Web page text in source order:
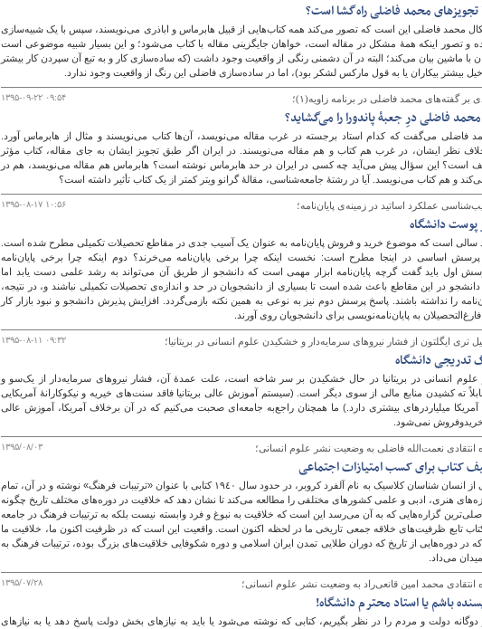
تجویزهای محمد فاضلی راه‌گشا است؟
محمد فاضلی این است که تصور می‌کند همه کتاب‌هایی از قبیل هابرماس و اباذری می‌نویسند، سپس با یک شبیه‌سازی
و تصور اینکه همۀ مشکل در مقاله است، خواهان جایگزینی مقاله‌ با کتاب می‌شود؛ و این بسیار شبیه موضوعی است
ماشین بیان می‌کند؛ البته در آن دشمنی رنگی از واقعیت وجود داشت (که ساده‌سازی کار و به تبع آن سپردن کار بیشتر
خیل بیشتر بیکاران یا به قول مارکس لشکر بود)، اما در ساده‌سازی فاضلی این رنگ از واقعیت وجود ندارد.
۱۳۹۵-۰۹-۲۲ ۰۹:۵۴ بر گفته‌های محمد فاضلی در برنامه زاویه(۱)؛
محمد فاضلی درِ جعبۀ پاندورا را می‌گشاید؟
فاضلی می‌گفت که کدام استاد برجسته در غرب مقاله می‌نویسد، آن‌ها کتاب می‌نویسند و مثال از هابرماس آورد.
نظر ایشان، در غرب هم کتاب و هم مقاله می‌نویسند. در ایران اگر طبق تجویز ایشان به جای مقاله، کتاب مؤثر
است؟ این سؤال پیش می‌آید چه کسی در ایران در حد هابرماس نوشته است؟ هابرماس هم مقاله‌ می‌نویسد، هم در
و هم کتاب می‌نویسد. آیا در رشتۀ جامعه‌شناسی، مقالۀ گرانو ویتر کمتر از یک کتاب تأثیر داشته است؟
۱۳۹۵-۰۸-۱۷ ۱۰:۵۶ عملکرد اساتید در زمینه‌ی پایان‌نامه؛
پوست دانشگاه
سالی است که موضوع خرید و فروش پایان‌نامه به عنوان یک آسیب جدی در مقاطع تحصیلات تکمیلی مطرح شده است.
اساسی در اینجا مطرح است: نخست اینکه چرا برخی پایان‌نامه می‌خرند؟ دوم اینکه چرا برخی پایان‌نامه
اول باید گفت گرچه پایان‌نامه ابزار مهمی است که دانشجو از طریق آن می‌تواند به رشد علمی دست یابد اما
در این مقاطع باعث شده است تا بسیاری از دانشجویان در حد و اندازه‌ی تحصیلات تکمیلی نباشند و، در نتیجه،
را نداشته باشند. پاسخ پرسش دوم نیز به نوعی به همین نکته بازمی‌گردد. افزایش پذیرش دانشجو و نبود بازار کار
به پایان‌نامه‌نویسی برای دانشجویان روی آورند.
۱۳۹۵-۰۸-۱۱ ۰۹:۳۲ تری ایگلتون از فشار نیروهای سرمایه‌دار و خشکیدن علوم انسانی در بریتانیا؛
تدریجی دانشگاه
علوم انسانی در بریتانیا در حال خشکیدن بر سر شاخه است، علت عمدۀ آن، فشار نیروهای سرمایه‌دار از یک‌سو و
ته کشیدن منابع مالی از سوی دیگر است. (سیستم آموزش عالی بریتانیا فاقد سنت‌های خیریه و نیکوکارانۀ آمریکایی
میلیاردرهای بیشتری دارد.) ما همچنان راجع‌به جامعه‌ای صحبت می‌کنیم که در آن برخلاف آمریکا، آموزش عالی
خریدوفروش نمی‌شود.
۱۳۹۵/۰۸/۰۳ انتقادی نعمت‌الله فاضلی به وضعیت نشر علوم انسانی؛
کتاب برای کسب امتیازات اجتماعی
یکی از انسان شناسان کلاسیک به نام آلفرد کروبر، در حدود سال ١٩٤٠ کتابی با عنوان «ترتیبات فرهنگ» نوشته و در آن، تمام
هنری، ادبی و علمی کشورهای مختلفی را مطالعه می‌کند تا نشان دهد که خلاقیت در دوره‌های مختلف تاریخ چگونه
گزاره‌هایی که به آن می‌رسد این است که خلاقیت به نبوغ و فرد وابسته نیست بلکه به ترتیبات فرهنگ در جامعه
تابع ظرفیت‌های خلاقه جمعی تاریخی ما در لحظه اکنون است. واقعیت این است که در ظرفیت اکنون ما، خلاقیت ما
دوره‌هایی از تاریخ که دوران طلایی تمدن ایران اسلامی و دوره شکوفایی خلاقیت‌های بزرگ بوده، ترتیبات فرهنگ به
می‌داد.
۱۳۹۵/۰۷/۲۸ انتقادی محمد امین قانعی‌راد به وضعیت نشر علوم انسانی؛
باشم یا استاد محترم دانشگاه!
دوگانه دولت و مردم را در نظر بگیریم، کتابی که نوشته می‌شود یا باید به نیازهای بخش دولت پاسخ دهد یا به نیازهای